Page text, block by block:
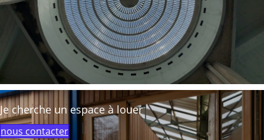
Je cherche un espace à louer
nous contacter